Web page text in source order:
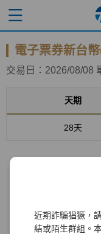
近期詐騙猖獗，
結或陌生群組。
電子票券新台
交易日：2026/08/08
天期
28天